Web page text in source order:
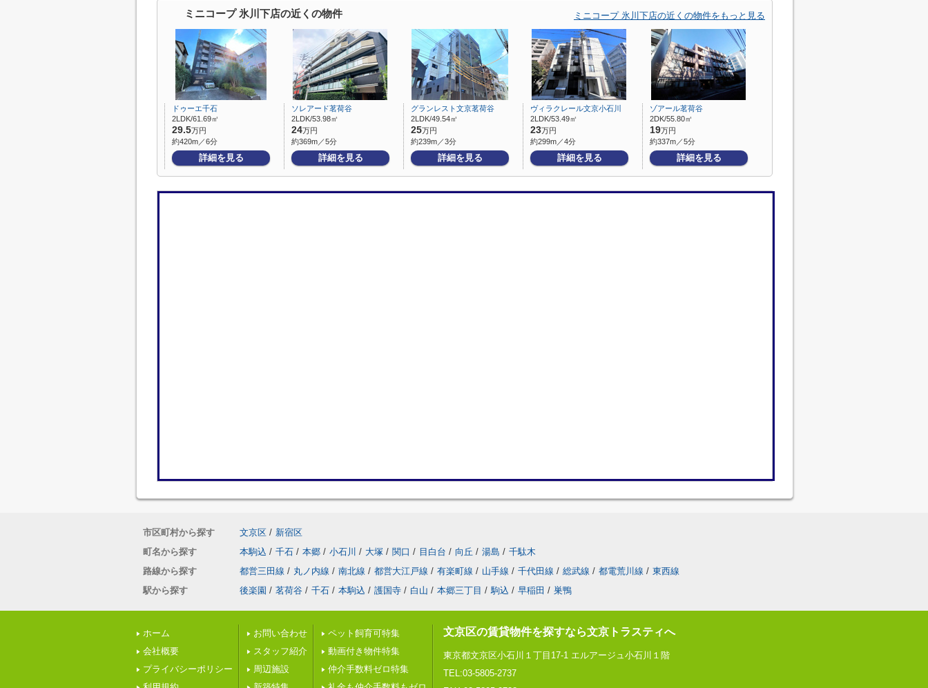
ミニコープ 氷川下店の近くの物件 ミニコープ 氷川下店の近くの物件をもっと見る
ドゥーエ千石
2LDK/61.69㎡
29.5万円
約420m／6分
詳細を見る
ソレアード茗荷谷
2LDK/53.98㎡
24万円
約369m／5分
詳細を見る
グランレスト文京茗荷谷
2LDK/49.54㎡
25万円
約239m／3分
詳細を見る
ヴィラクレール文京小石川
2LDK/53.49㎡
23万円
約299m／4分
詳細を見る
ゾアール茗荷谷
2DK/55.80㎡
19万円
約337m／5分
詳細を見る
市区町村から探す 文京区 / 新宿区
町名から探す
本駒込 / 千石 / 本郷 / 小石川 / 大塚 / 関口 / 目白台 / 向丘 / 湯島 / 千駄木
路線から探す
都営三田線 / 丸ノ内線 / 南北線 / 都営大江戸線 / 有楽町線 / 山手線 / 千代田線 / 総武線 / 都電荒川線 / 東西線
駅から探す
後楽園 / 茗荷谷 / 千石 / 本駒込 / 護国寺 / 白山 / 本郷三丁目 / 駒込 / 早稲田 / 巣鴨
ホーム
会社概要
プライバシーポリシー
お問い合わせ
スタッフ紹介
周辺施設
ペット飼育可特集
動画付き物件特集
仲介手数料ゼロ特集
文京区の賃貸物件を探すなら文京トラスティへ
東京都文京区小石川１丁目17-1 エルアージュ小石川１階
TEL:03-5805-2737